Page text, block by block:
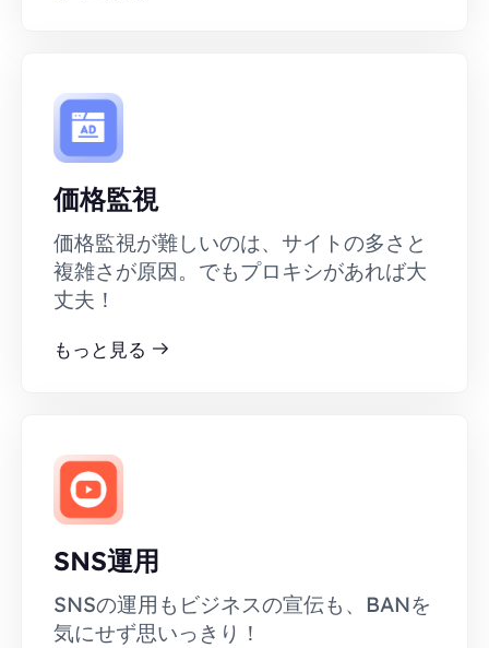
価格監視
価格監視が難しいのは、サイトの多さと
複雑さが原因。でもプロキシがあれば大
丈夫！
もっと見る
SNS運用
SNSの運用もビジネスの宣伝も、BANを
気にせず思いっきり！